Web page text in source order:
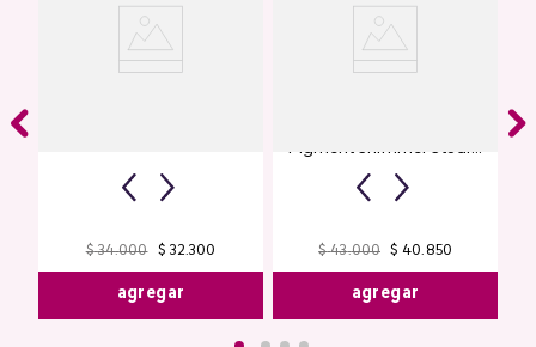
$ 34.000 $ 32.300
agregar
Pigment Shimmer Studio
Look
$ 43.000 $ 40. 850
agregar